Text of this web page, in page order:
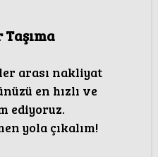
arası nakliyat
en hızlı ve
ediyoruz.
yola çıkalım!